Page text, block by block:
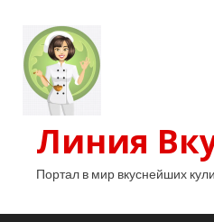
Линия
Портал в мир вкуснейших